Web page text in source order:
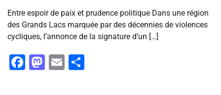
Entre espoir de paix et prudence politique Dans une région
des Grands Lacs marquée par des décennies de violences
cycliques, l’annonce de la signature d’un […]
Facebook
Mastodon
Email